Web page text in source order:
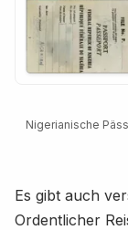
Nigerianische
Es gibt auch
Ordentlicher